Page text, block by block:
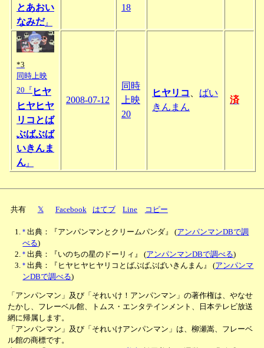
とあおい
なみだ 』
18
*3
同時上映
20『 ヒヤ
ヒヤヒヤ
リコとば
ぶばぶば
いきんま
ん 』
2008-07-12
同時
上映
20
ヒヤリコ
ばい
きんまん
済
共有 𝕏 Facebook はてブ Line コピー
* 出典：『アンパンマンとクリームパンダ』(アンパンマンDBで調
べる)
* 出典：『いのちの星のドーリィ』(アンパンマンDBで調べる)
* 出典：『ヒヤヒヤヒヤリコとばぶばぶばいきんまん』(アンパンマ
ンDBで調べる)
「アンパンマン」及び「それいけ！アンパンマン」の著作権は、やなせ
たかし、フレーベル館、トムス・エンタテインメント、日本テレビ放送
網に帰属します。
「アンパンマン」及び「それいけアンパンマン」は、柳瀬嵩、フレーベ
ル館の商標です。